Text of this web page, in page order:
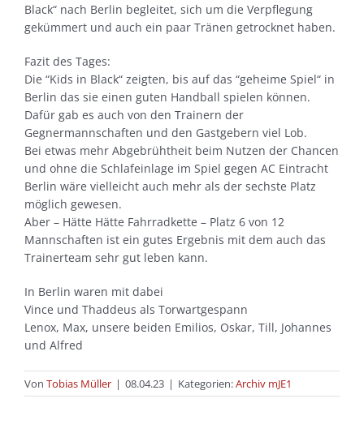
Black“ nach Berlin begleitet, sich um die Verpflegung
gekümmert und auch ein paar Tränen getrocknet haben.
Fazit des Tages:
Die “Kids in Black“ zeigten, bis auf das “geheime Spiel“ in
Berlin das sie einen guten Handball spielen können.
Dafür gab es auch von den Trainern der
Gegnermannschaften und den Gastgebern viel Lob.
Bei etwas mehr Abgebrühtheit beim Nutzen der Chancen
und ohne die Schlafeinlage im Spiel gegen AC Eintracht
Berlin wäre vielleicht auch mehr als der sechste Platz
möglich gewesen.
Aber – Hätte Hätte Fahrradkette – Platz 6 von 12
Mannschaften ist ein gutes Ergebnis mit dem auch das
Trainerteam sehr gut leben kann.
In Berlin waren mit dabei
Vince und Thaddeus als Torwartgespann
Lenox, Max, unsere beiden Emilios, Oskar, Till, Johannes
und Alfred
Von Tobias Müller | 08.04.23 | Kategorien:Archiv mJE1